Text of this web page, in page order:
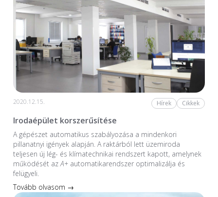
2020.12.15. Hírek Cikkek
Irodaépület korszerűsítése
A gépészet automatikus szabályozása a mindenkori
pillanatnyi igények alapján. A raktárból lett üzemiroda
teljesen új lég- és klímatechnikai rendszert kapott, amelynek
működését az A+automatikarendszer optimalizálja és
felügyeli.
Tovább olvasom →